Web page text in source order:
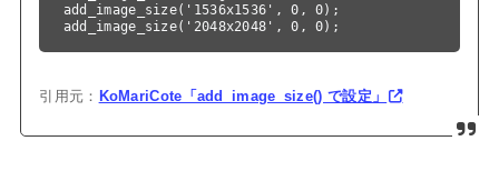
add_image_size('1536x1536', 0, 0);
add_image_size('2048x2048', 0, 0);
引用元： KoMariCote「add_image_size() で設定」